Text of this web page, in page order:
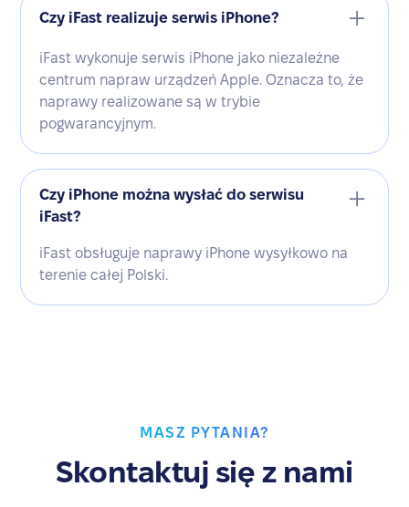
Czy iFast realizuje serwis iPhone?
iFast wykonuje serwis iPhone jako niezależne
centrum napraw urządzeń Apple. Oznacza to, że
naprawy realizowane są w trybie
pogwarancyjnym.
Czy iPhone można wysłać do serwisu
iFast?
iFast obsługuje naprawy iPhone wysyłkowo na
terenie całej Polski.
MASZ PYTANIA?
Skontaktuj się z nami